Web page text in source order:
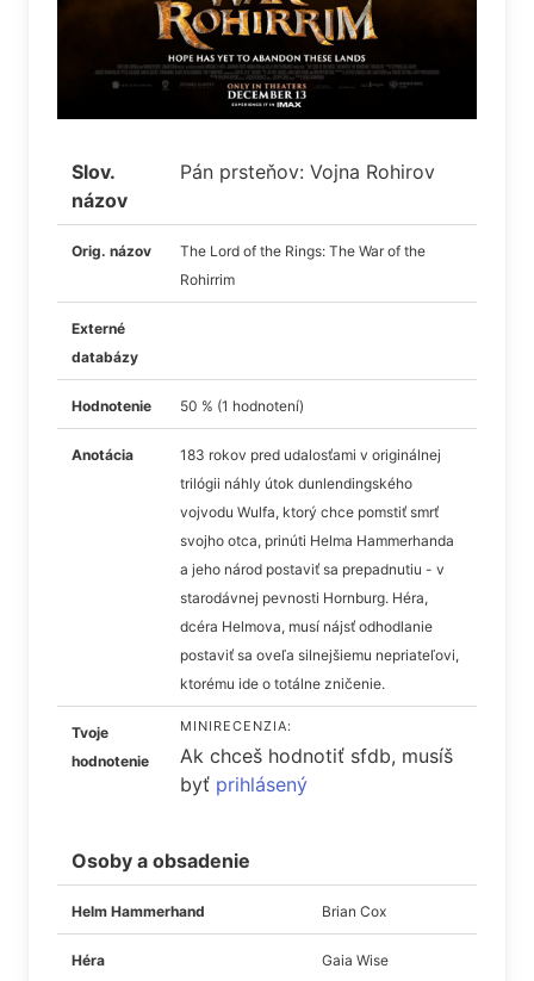
Slov.
názov
Pán prsteňov: Vojna Rohirov
Orig. názov
The Lord of the Rings: The War of the
Rohirrim
Externé
databázy
Hodnotenie 50 % (1 hodnotení)
Anotácia
183 rokov pred udalosťami v originálnej
trilógii náhly útok dunlendingského
vojvodu Wulfa, ktorý chce pomstiť smrť
svojho otca, prinúti Helma Hammerhanda
a jeho národ postaviť sa prepadnutiu - v
starodávnej pevnosti Hornburg. Héra,
dcéra Helmova, musí nájsť odhodlanie
postaviť sa oveľa silnejšiemu nepriateľovi,
ktorému ide o totálne zničenie.
Tvoje
hodnotenie
MINIRECENZIA:
Ak chceš hodnotiť sfdb, musíš
byť prihlásený
Osoby a obsadenie
Helm Hammerhand Brian Cox
Héra Gaia Wise